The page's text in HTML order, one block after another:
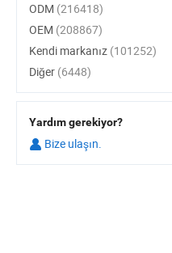
ODM (216418)
OEM (208867)
Kendi markanız (101252)
Diğer (6448)
Yardım gerekiyor?
Bize ulaşın.